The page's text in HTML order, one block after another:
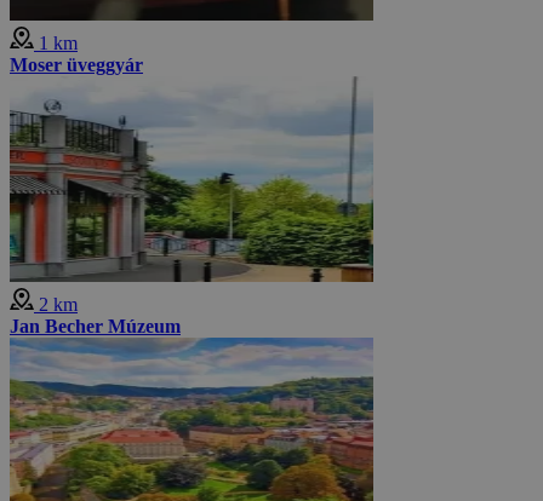
1 km
Moser üveggyár
2 km
Jan Becher Múzeum